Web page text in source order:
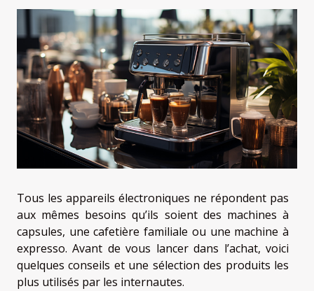
Tous les appareils électroniques ne répondent pas
aux mêmes besoins qu’ils soient des machines à
capsules, une cafetière familiale ou une machine à
expresso. Avant de vous lancer dans l’achat, voici
quelques conseils et une sélection des produits les
plus utilisés par les internautes.